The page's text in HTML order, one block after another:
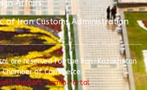
Affairs
of Iran Customs Administration
are reserved for the Iran-Kazakhstan
of Commerce.
and Support: Samin Portal